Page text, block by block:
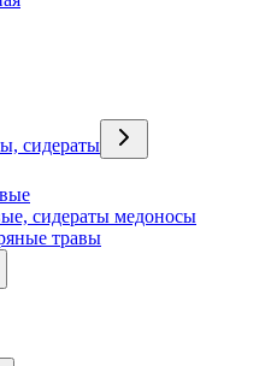
сидераты
сидераты медоносы
травы